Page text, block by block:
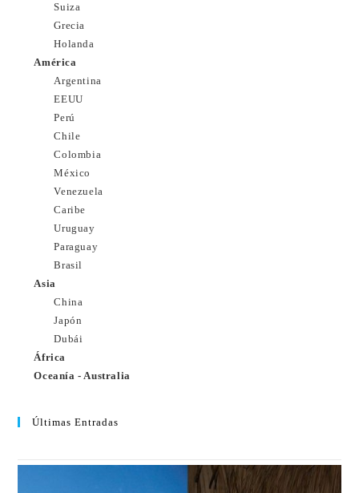
Suiza
Grecia
Holanda
América
Argentina
EEUU
Perú
Chile
Colombia
México
Venezuela
Caribe
Uruguay
Paraguay
Brasil
Asia
China
Japón
Dubái
África
Oceanía - Australia
Últimas Entradas